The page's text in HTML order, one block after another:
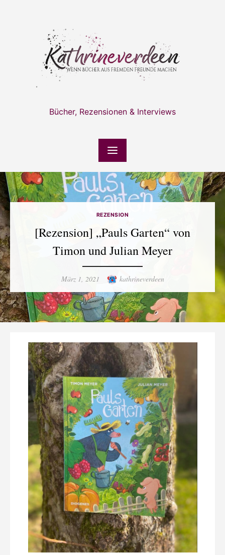
Bücher, Rezensionen & Interviews
REZENSION
[Rezension] „Pauls Garten“ von
Timon und Julian Meyer
Posted
März 1, 2021 Author
kathrineverdeen